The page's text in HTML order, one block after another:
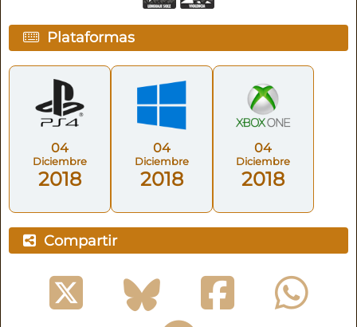
Plataformas
04
Diciembre
2018
04
Diciembre
2018
04
Diciembre
2018
Compartir